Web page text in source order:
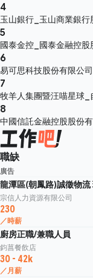
4
玉山銀行_玉山商業銀行
5
國泰金控_國泰金融控股
6
易可思科技股份有限公司
7
牧羊人集團暨汪喵星球_
8
中國信託金融控股股份
職缺
廣告
龍潭區(朝鳳路)誠徵物
宗信人力資源有限公司
230
／時薪
廚房正職/兼職人員
鈞菖餐飲店
30 - 42k
／月薪